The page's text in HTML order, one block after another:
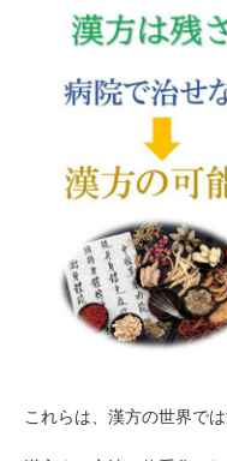
これらは、漢方の世界で